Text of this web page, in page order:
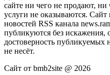
сайте ни чего не продают,
услуги не оказываются. Сайт
новостей RSS канала
публикуются без искажения,
достоверность публикуемых
не несёт.
Сайт от bmb2site @ 2026